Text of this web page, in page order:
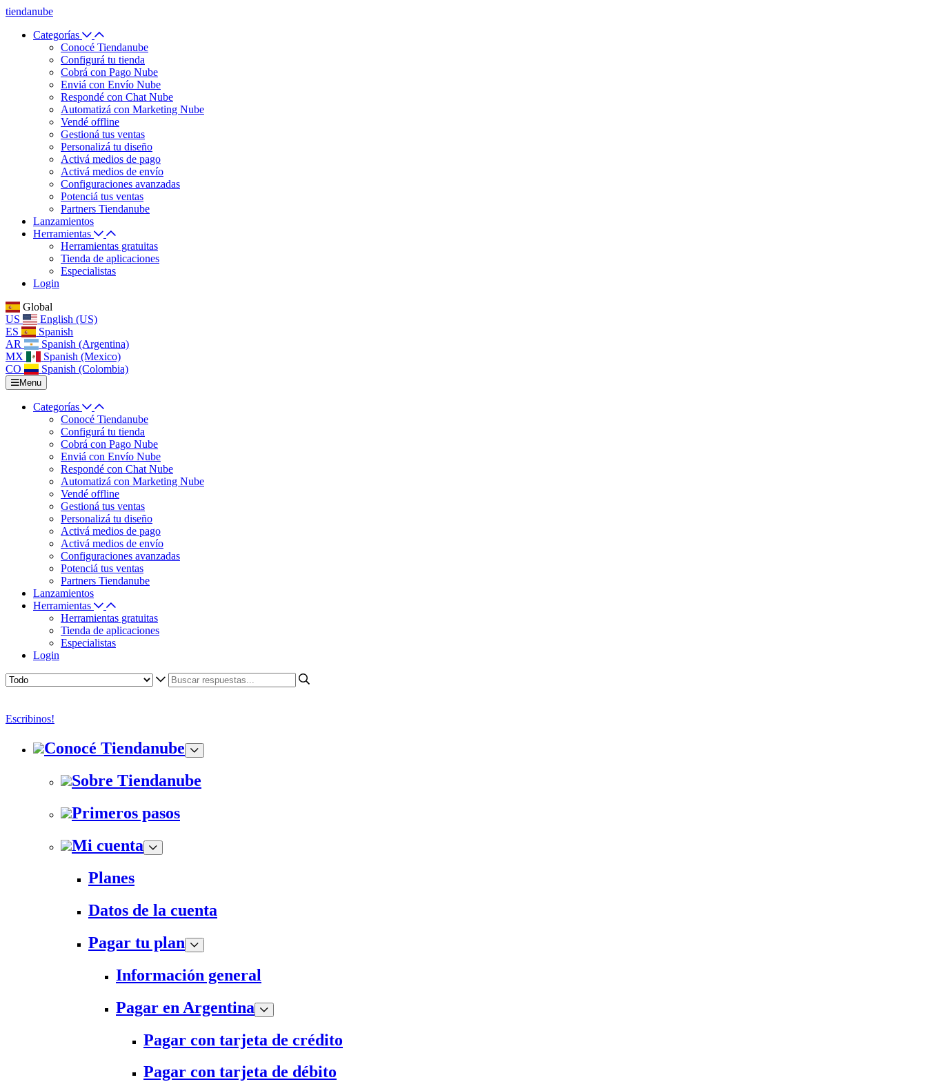
tiendanube
Categorías
Conocé Tiendanube
Configurá tu tienda
Cobrá con Pago Nube
Enviá con Envío Nube
Respondé con Chat Nube
Automatizá con Marketing Nube
Vendé offline
Gestioná tus ventas
Personalizá tu diseño
Activá medios de pago
Activá medios de envío
Configuraciones avanzadas
Potenciá tus ventas
Partners Tiendanube
Lanzamientos
Herramientas
Herramientas gratuitas
Tienda de aplicaciones
Especialistas
Login
Global
US
English (US)
ES
Spanish
AR
Spanish (Argentina)
MX
Spanish (Mexico)
CO
Spanish (Colombia)
Menu
Categorías
Conocé Tiendanube
Configurá tu tienda
Cobrá con Pago Nube
Enviá con Envío Nube
Respondé con Chat Nube
Automatizá con Marketing Nube
Vendé offline
Gestioná tus ventas
Personalizá tu diseño
Activá medios de pago
Activá medios de envío
Configuraciones avanzadas
Potenciá tus ventas
Partners Tiendanube
Lanzamientos
Herramientas
Herramientas gratuitas
Tienda de aplicaciones
Especialistas
Login
Escribinos!
Conocé Tiendanube
Sobre Tiendanube
Primeros pasos
Mi cuenta
Planes
Datos de la cuenta
Pagar tu plan
Información general
Pagar en Argentina
Pagar con tarjeta de crédito
Pagar con tarjeta de débito